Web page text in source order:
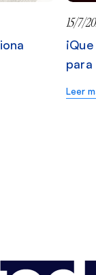
15/7/
para
Leer